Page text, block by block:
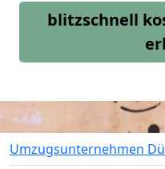
blitzschnell
Umzugsunternehmen